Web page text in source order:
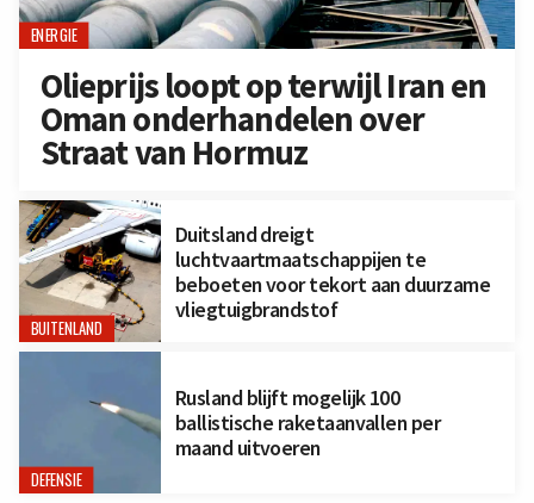
ENERGIE
Olieprijs loopt op terwijl Iran en
Oman onderhandelen over
Straat van Hormuz
BUITENLAND
Duitsland dreigt
luchtvaartmaatschappijen te
beboeten voor tekort aan duurzame
vliegtuigbrandstof
DEFENSIE
Rusland blijft mogelijk 100
ballistische raketaanvallen per
maand uitvoeren